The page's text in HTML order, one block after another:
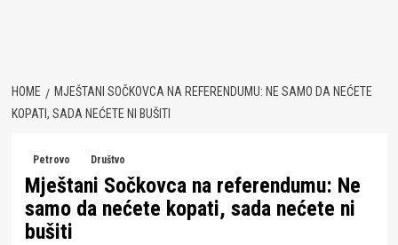
HOME
MJEŠTANI SOČKOVCA NA REFERENDUMU: NE SAMO DA NEĆETE
KOPATI, SADA NEĆETE NI BUŠITI
Petrovo Društvo
Mještani Sočkovca na referendumu: Ne
samo da nećete kopati, sada nećete ni
bušiti